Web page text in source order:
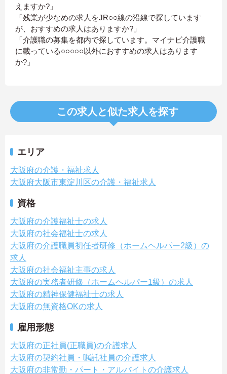
えますか?」
「残業が少なめの求人をJR○○線の沿線で探しています
が、おすすめの求人はありますか?」
「介護職の募集を都内で探しています。マイナビ介護職
に載っている○○○○○以外におすすめの求人はあります
か?」
この求人と似た求人を探す
エリア
大阪府の介護・福祉求人
大阪府大阪市東淀川区の介護・福祉求人
資格
大阪府の介護福祉士の求人
大阪府の社会福祉士の求人
大阪府の介護職員初任者研修（ホームヘルパー2級）の
求人
大阪府の社会福祉主事の求人
大阪府の実務者研修（ホームヘルパー1級）の求人
大阪府の精神保健福祉士の求人
大阪府の無資格OKの求人
雇用形態
大阪府の正社員(正職員)の介護求人
大阪府の契約社員・嘱託社員の介護求人
大阪府の非常勤・パート・アルバイトの介護求人